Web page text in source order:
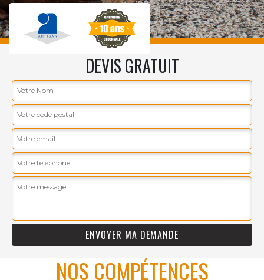
DEVIS GRATUIT
NOS COMPÉTENCES